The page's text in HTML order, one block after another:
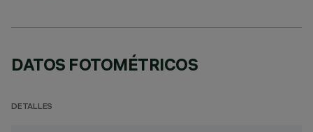
DATOS FOTOMÉTRICOS
DETALLES